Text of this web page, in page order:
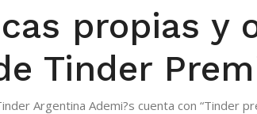
propias y
Tinder
Argentina Ademi?s cuenta con “Tinder